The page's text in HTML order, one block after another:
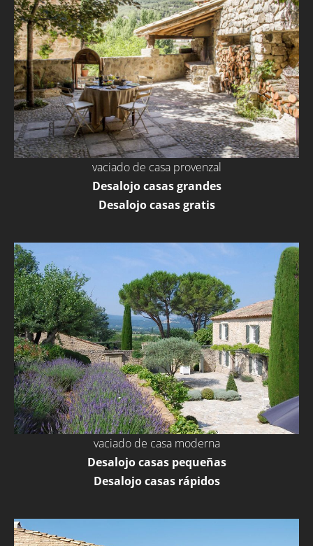
vaciado de casa provenzal
Desalojo casas grandes
Desalojo casas gratis
vaciado de casa moderna
Desalojo casas pequeñas
Desalojo casas rápidos